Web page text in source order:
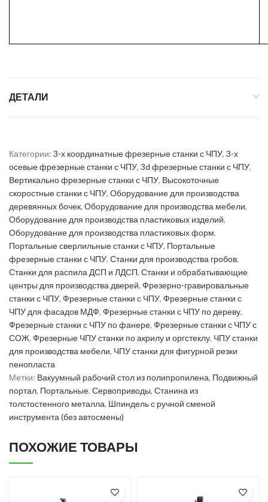
ДЕТАЛИ
Категории: 3-х координатные фрезерные станки с ЧПУ, 3-х
осевые фрезерные станки с ЧПУ, 3d фрезерные станки с ЧПУ,
Вертикально фрезерные станки с ЧПУ, Высокоточные
скоростные станки с ЧПУ, Оборудование для производства
деревянных бочек, Оборудование для производства мебели,
Оборудование для производства пластиковых изделий,
Оборудование для производства пластиковых форм,
Портальные сверлильные станки с ЧПУ, Портальные
фрезерные станки с ЧПУ, Станки для производства гробов,
Станки для распила ДСП и ЛДСП, Станки и обрабатывающие
центры для производства дверей, Фрезерно-гравировальные
станки с ЧПУ, Фрезерные станки с ЧПУ, Фрезерные станки с
ЧПУ для фасадов МДФ, Фрезерные станки с ЧПУ по дереву,
Фрезерные станки с ЧПУ по фанере, Фрезерные станки с ЧПУ с
СОЖ, Фрезерные ЧПУ станки по акрилу и оргстеклу, ЧПУ станки
для производства мебели, ЧПУ станки для фигурной резки
пенопласта
Метки: Вакуумный рабочий стол из полипропилена, Подвижный
портал, Портальные, Сервоприводы, Станина из
толстостенного металла, Шпиндель с ручной сменой
инструмента (без автосмены)
ПОХОЖИЕ ТОВАРЫ